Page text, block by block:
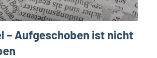
– Aufgeschoben ist nicht